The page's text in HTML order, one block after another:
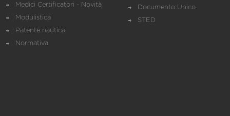
Medici Certificatori - Novità
Modulistica
Patente nautica
Normativa
Documento Unico
STED